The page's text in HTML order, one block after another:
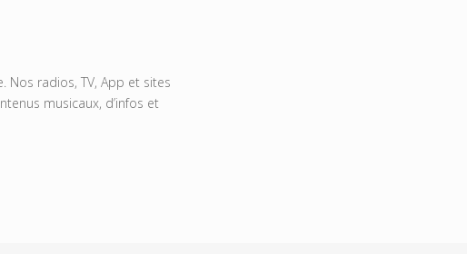
Nos radios, TV, App et sites
musicaux, d’infos et